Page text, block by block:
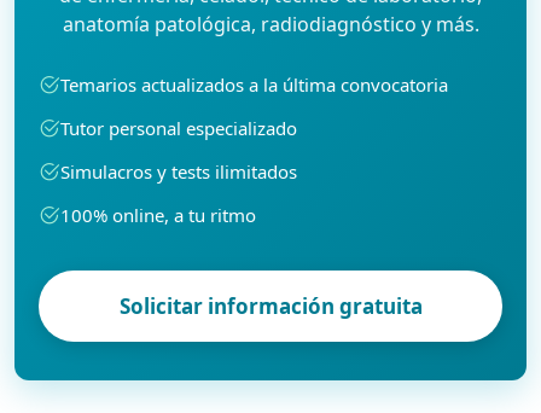
anatomía patológica, radiodiagnóstico y más.
Temarios actualizados a la última convocatoria
Tutor personal especializado
Simulacros y tests ilimitados
100% online, a tu ritmo
Solicitar información gratuita